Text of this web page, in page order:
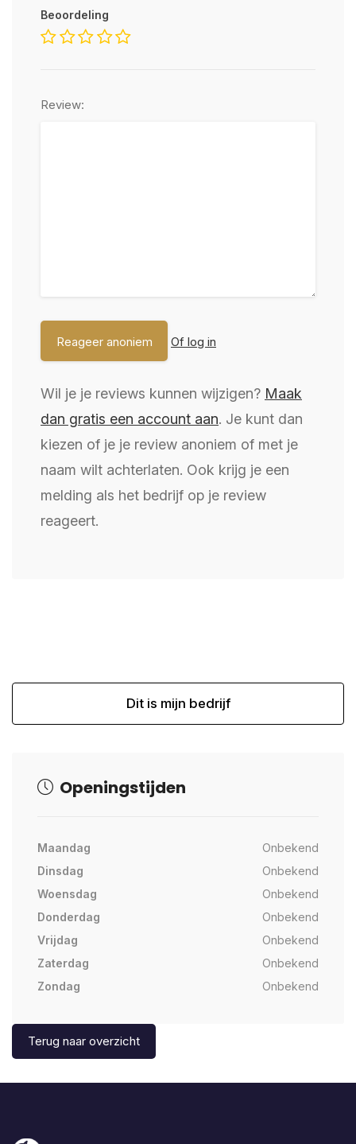
Beoordeling
Review:
Of log in
Wil je je reviews kunnen wijzigen? Maak
dan gratis een account aan. Je kunt dan
kiezen of je je review anoniem of met je
naam wilt achterlaten. Ook krijg je een
melding als het bedrijf op je review
reageert.
Dit is mijn bedrijf
Openingstijden
Maandag
Onbekend
Dinsdag
Onbekend
Woensdag
Onbekend
Donderdag
Onbekend
Vrijdag
Onbekend
Zaterdag
Onbekend
Zondag
Onbekend
Terug naar overzicht